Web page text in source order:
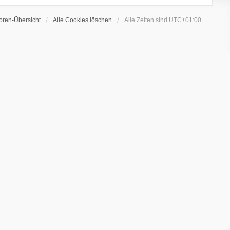
Übersicht Alle Cookies löschen Alle Zeiten sind UTC+01:00